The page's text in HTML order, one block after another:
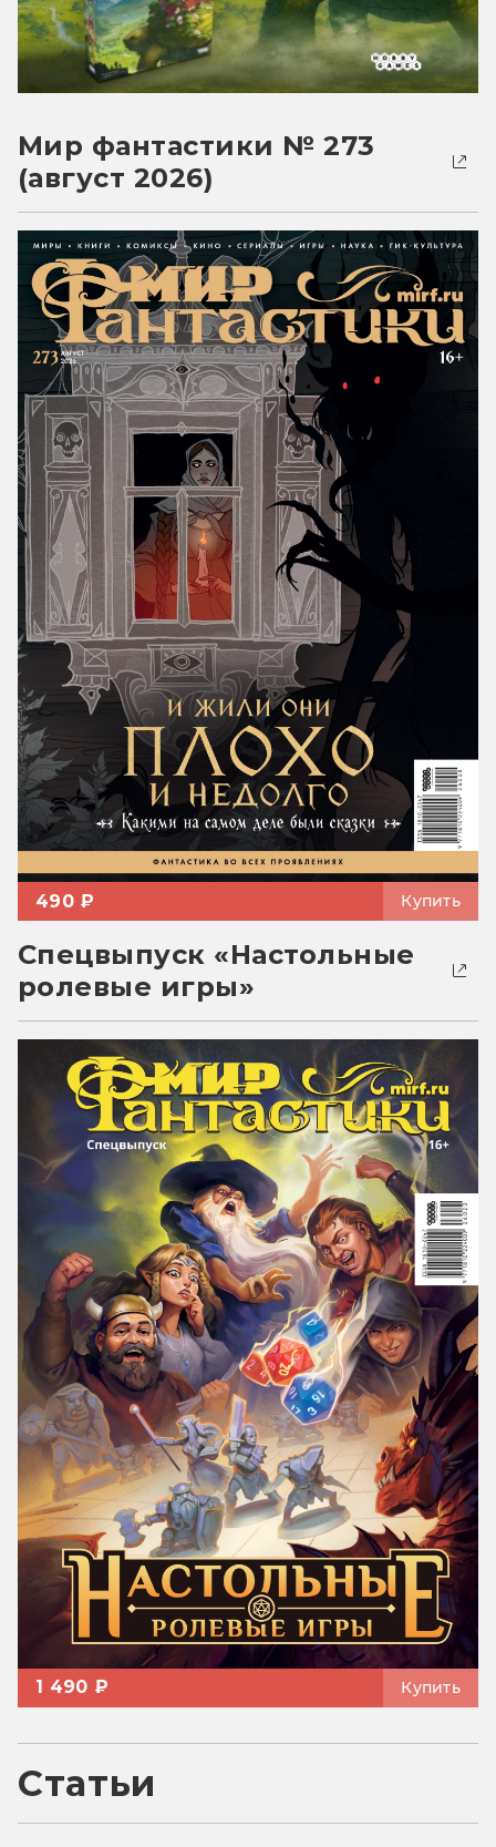
Мир фантастики № 273
(август 2026)
490 ₽ Купить
Спецвыпуск «Настольные
ролевые игры»
1 490 ₽ Купить
Статьи